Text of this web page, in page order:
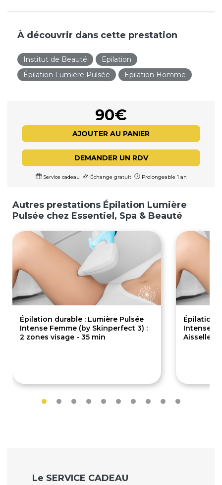
À découvrir dans cette prestation
Institut de Beauté
Epilation
Épilation Lumière Pulsée
Epilation Homme
90€
AJOUTER AU PANIER
DEMANDER UN RDV
Service cadeau Échange gratuit Prolongeable 1 an
Autres prestations Épilation Lumière
Pulsée chez Essentiel, Spa & Beauté
Épilation durable : Lumière Pulsée
Intense Femme (by Skinperfect 3) :
2 zones visage - 35 min
Épilation
Intense
Aisselles
Le SERVICE CADEAU